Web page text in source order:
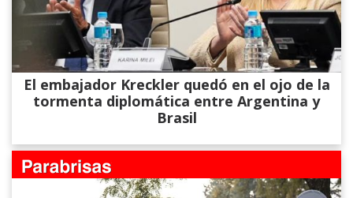
El embajador Kreckler quedó en el ojo de la
tormenta diplomática entre Argentina y
Brasil